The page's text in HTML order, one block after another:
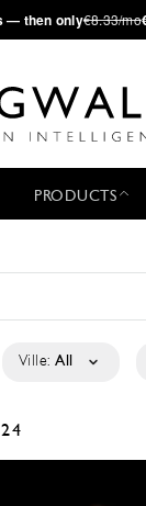
— then only€8.33/mo
PRODUCTS
Ville: All